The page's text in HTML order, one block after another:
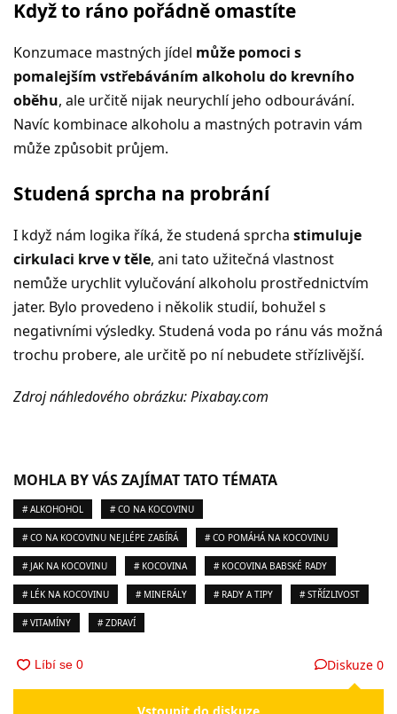
Když to ráno pořádně omastíte
Konzumace mastných jídel může pomoci s
pomalejším vstřebáváním alkoholu do krevního
oběhu, ale určitě nijak neurychlí jeho odbourávání.
Navíc kombinace alkoholu a mastných potravin vám
může způsobit průjem.
Studená sprcha na probrání
I když nám logika říká, že studená sprcha stimuluje
cirkulaci krve v těle, ani tato užitečná vlastnost
nemůže urychlit vylučování alkoholu prostřednictvím
jater. Bylo provedeno i několik studií, bohužel s
negativními výsledky. Studená voda po ránu vás možná
trochu probere, ale určitě po ní nebudete střízlivější.
Zdroj náhledového obrázku: Pixabay.com
MOHLA BY VÁS ZAJÍMAT TATO TÉMATA
# ALKOHOHOL # CO NA KOCOVINU
# CO NA KOCOVINU NEJLÉPE ZABÍRÁ # CO POMÁHÁ NA KOCOVINU
# JAK NA KOCOVINU # KOCOVINA # KOCOVINA BABSKÉ RADY
# LÉK NA KOCOVINU # MINERÁLY # RADY A TIPY # STŘÍZLIVOST
# VITAMÍNY # ZDRAVÍ
Diskuze 0
Vstoupit do diskuze